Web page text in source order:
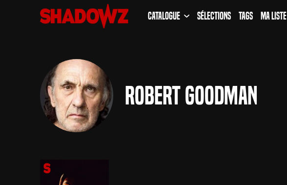
Catalogue Sélections Tags Ma Liste
Robert Goodman